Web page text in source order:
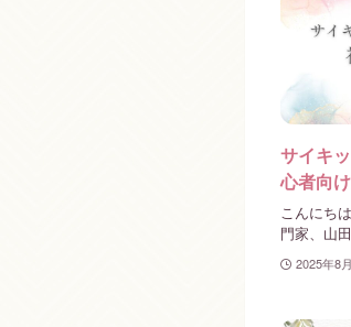
サイキ
心者向
こんにち
門家、山
2025年8